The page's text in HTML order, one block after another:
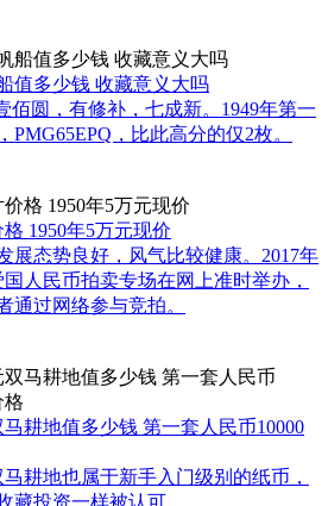
值多少钱 收藏意义大吗
佰圆，有修补，七成新。1949年第一
，比此高分的仅2枚。
1950年5万元现价
态势良好，风气比较健康。2017年
人民币拍卖专场在网上准时举办，
通过网络参与竞拍。
耕地值多少钱 第一套人民币10000
耕地也属于新手入门级别的纸币，
藏投资一样被认可。